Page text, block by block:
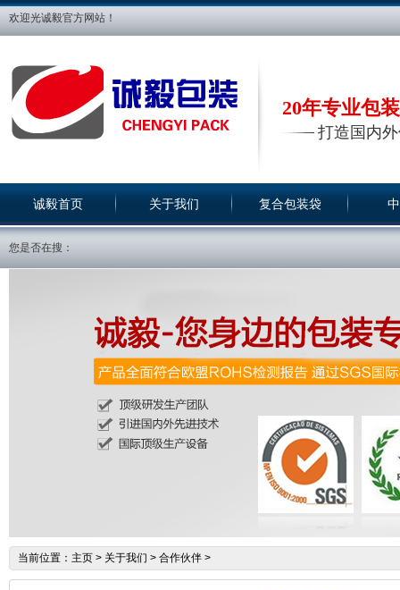
欢迎光诚毅官方网站！
20年专业包
打造国内外
诚毅首页 关于我们 复合包装袋
您是否在搜：
当前位置： 主页 > 关于我们 > 合作伙伴 >